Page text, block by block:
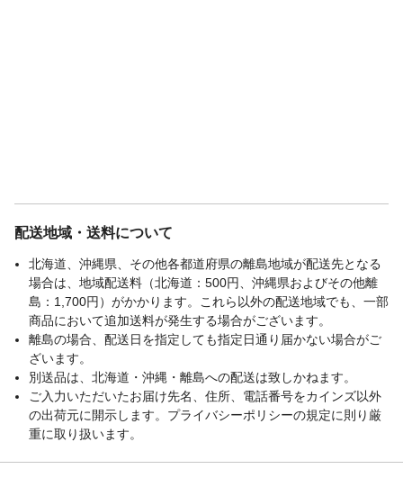
配送地域・送料について
北海道、沖縄県、その他各都道府県の離島地域が配送先となる
場合は、地域配送料（北海道：500円、沖縄県およびその他離
島：1,700円）がかかります。これら以外の配送地域でも、一部
商品において追加送料が発生する場合がございます。
離島の場合、配送日を指定しても指定日通り届かない場合がご
ざいます。
別送品は、北海道・沖縄・離島への配送は致しかねます。
ご入力いただいたお届け先名、住所、電話番号をカインズ以外
の出荷元に開示します。プライバシーポリシーの規定に則り厳
重に取り扱います。